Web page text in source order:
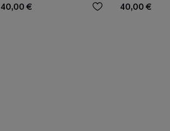
40,00 € 40,00 €